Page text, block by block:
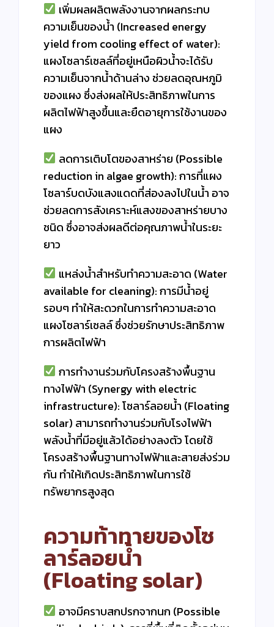
เพิ่มผลผลิตพลังงานจากผลกระทบ
ความเย็นของน้ำ (Increased energy
yield from cooling effect of water):
แผงโซลาร์เซลล์ที่อยู่เหนือผิวน้ำจะได้รับ
ความเย็นจากน้ำด้านล่าง ช่วยลดอุณหภูมิ
ของแผง ซึ่งส่งผลให้ประสิทธิภาพในการ
ผลิตไฟฟ้าสูงขึ้นและยืดอายุการใช้งานของ
แผง
ลดการเติบโตของสาหร่าย (Possible
reduction in algae growth): การที่แผง
โซลาร์บดบังแสงแดดที่ส่องลงไปในน้ำ อาจ
ช่วยลดการสังเคราะห์แสงของสาหร่ายบาง
ชนิด ซึ่งอาจส่งผลดีต่อคุณภาพน้ำในระยะ
ยาว
แหล่งน้ำสำหรับทำความสะอาด (Water
available for cleaning): การมีน้ำอยู่
รอบๆ ทำให้สะดวกในการทำความสะอาด
แผงโซลาร์เซลล์ ซึ่งช่วยรักษาประสิทธิภาพ
การผลิตไฟฟ้า
การทำงานร่วมกับโครงสร้างพื้นฐาน
ทางไฟฟ้า (Synergy with electric
infrastructure): โซลาร์ลอยน้ำ (Floating
solar) สามารถทำงานร่วมกับโรงไฟฟ้า
พลังน้ำที่มีอยู่แล้วได้อย่างลงตัว โดยใช้
โครงสร้างพื้นฐานทางไฟฟ้าและสายส่งร่วม
กัน ทำให้เกิดประสิทธิภาพในการใช้
ทรัพยากรสูงสุด
ความท้าทายของโซ
ลาร์ลอยน้ำ
(Floating solar)
อาจมีคราบสกปรกจากนก (Possible